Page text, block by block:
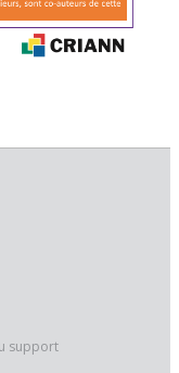
support